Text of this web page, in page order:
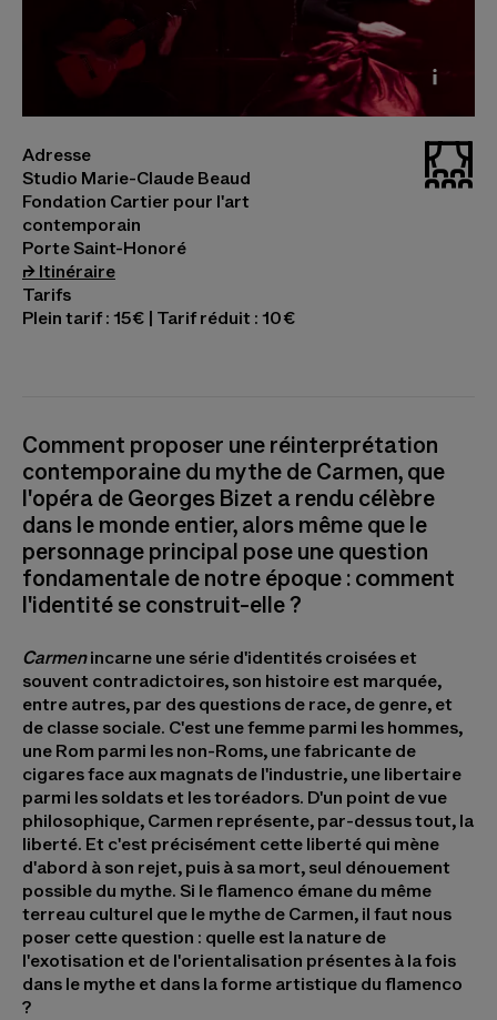
Vassili Feodoroff
_stud
Adresse
Studio Marie-Claude Beaud
Fondation Cartier pour l'art
contemporain
Porte Saint-Honoré
⮣ Itinéraire(s’ouvre dans un nouvel onglet)
Tarifs
Plein tarif : 15€ | Tarif réduit : 10€
Comment proposer une réinterprétation
contemporaine du mythe de Carmen, que
l'opéra de Georges Bizet a rendu célèbre
dans le monde entier, alors même que le
personnage principal pose une question
fondamentale de notre époque : comment
l'identité se construit-elle ?
Carmenincarne une série d'identités croisées et
souvent contradictoires, son histoire est marquée,
entre autres, par des questions de race, de genre, et
de classe sociale. C'est une femme parmi les hommes,
une Rom parmi les non-Roms, une fabricante de
cigares face aux magnats de l'industrie, une libertaire
parmi les soldats et les toréadors. D'un point de vue
philosophique, Carmen représente, par-dessus tout, la
liberté. Et c'est précisément cette liberté qui mène
d'abord à son rejet, puis à sa mort, seul dénouement
possible du mythe. Si le flamenco émane du même
terreau culturel que le mythe de Carmen, il faut nous
poser cette question : quelle est la nature de
l'exotisation et de l'orientalisation présentes à la fois
dans le mythe et dans la forme artistique du flamenco
?